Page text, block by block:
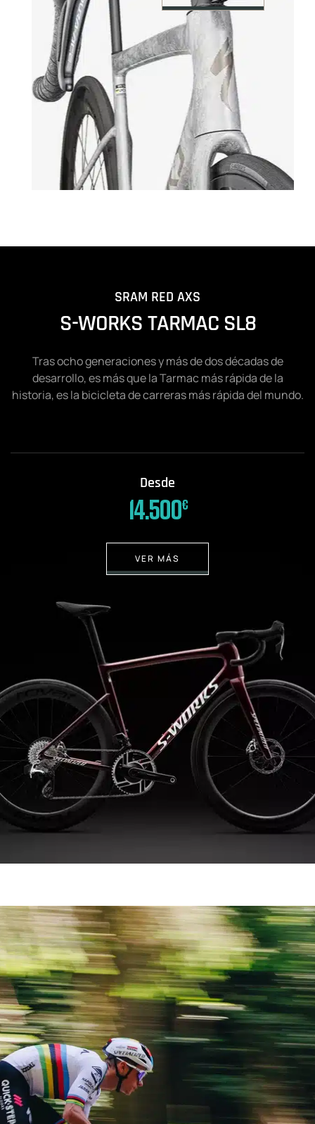
SRAM RED AXS
S-WORKS TARMAC SL8
Tras ocho generaciones y más de dos décadas de
desarrollo, es más que la Tarmac más rápida de la
historia, es la bicicleta de carreras más rápida del mundo.
Desde
14.500€
VER MÁS